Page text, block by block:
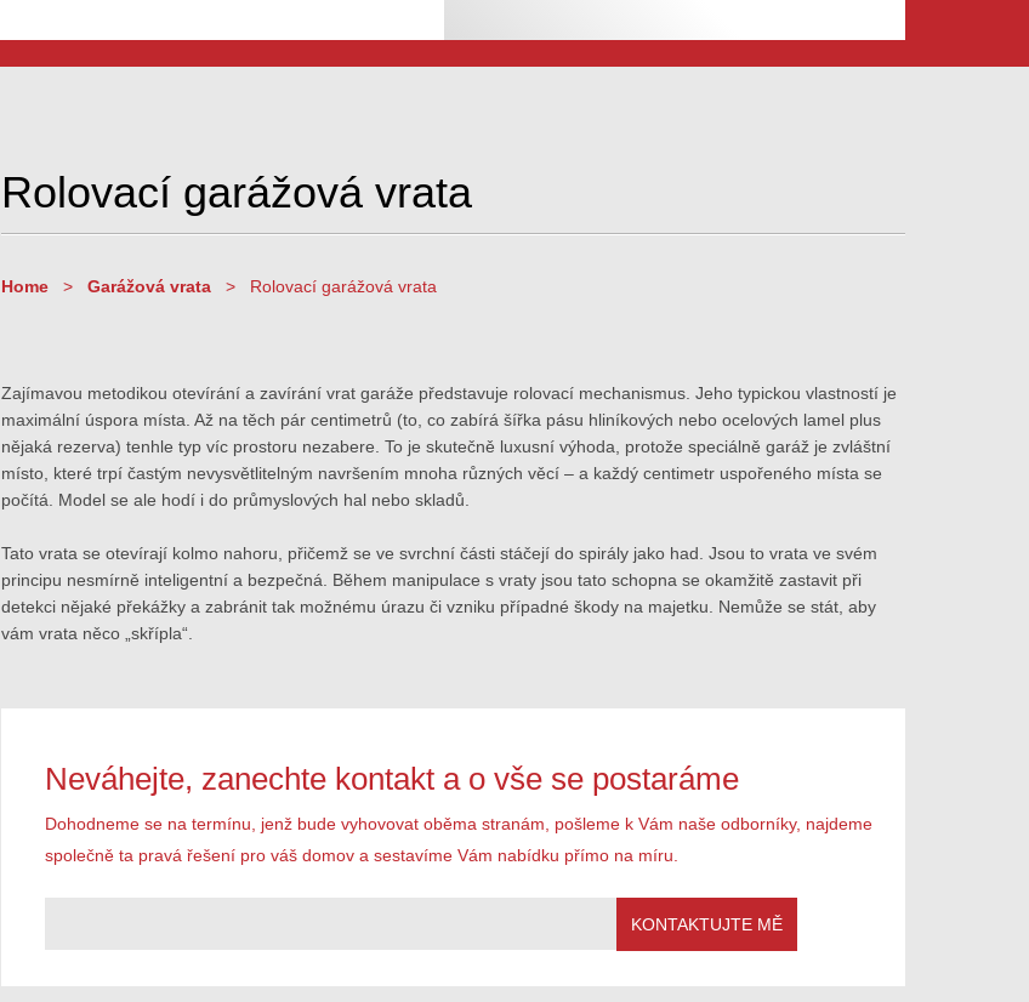
Rolovací garážová vrata
Home Garážová vrata Rolovací garážová vrata
Zajímavou metodikou otevírání a zavírání vrat garáže představuje rolovací mechanismus. Jeho typickou vlastností je
maximální úspora místa. Až na těch pár centimetrů (to, co zabírá šířka pásu hliníkových nebo ocelových lamel plus
nějaká rezerva) tenhle typ víc prostoru nezabere. To je skutečně luxusní výhoda, protože speciálně garáž je zvláštní
místo, které trpí častým nevysvětlitelným navršením mnoha různých věcí – a každý centimetr uspořeného místa se
počítá. Model se ale hodí i do průmyslových hal nebo skladů.
Tato vrata se otevírají kolmo nahoru, přičemž se ve svrchní části stáčejí do spirály jako had. Jsou to vrata ve svém
principu nesmírně inteligentní a bezpečná. Během manipulace s vraty jsou tato schopna se okamžitě zastavit při
detekci nějaké překážky a zabránit tak možnému úrazu či vzniku případné škody na majetku. Nemůže se stát, aby
vám vrata něco „skřípla“.
Neváhejte, zanechte kontakt a o vše se postaráme
Dohodneme se na termínu, jenž bude vyhovovat oběma stranám, pošleme k Vám naše odborníky, najdeme
společně ta pravá řešení pro váš domov a sestavíme Vám nabídku přímo na míru.